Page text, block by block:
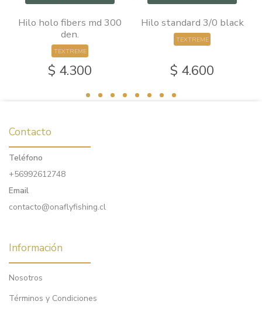
Hilo holo fibers md 300
den.
TEXTREME
$ 4.300
Hilo standard 3/0 black
TEXTREME
$ 4.600
Contacto
Teléfono
+56992612748
Email
contacto@onaflyfishing.cl
Información
Nosotros
Términos y Condiciones